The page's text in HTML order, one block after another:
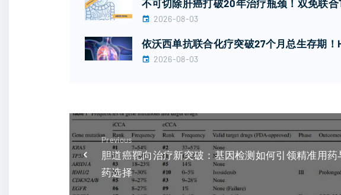
不可切除肝癌打破20年治疗瓶颈！双免联合
2026-08-03
依沃西单抗联合化疗突破27个月总生存期
2026-08-03
Previous
胆道癌靶向治疗新突破：基因检测如何引领精准用药
药选择